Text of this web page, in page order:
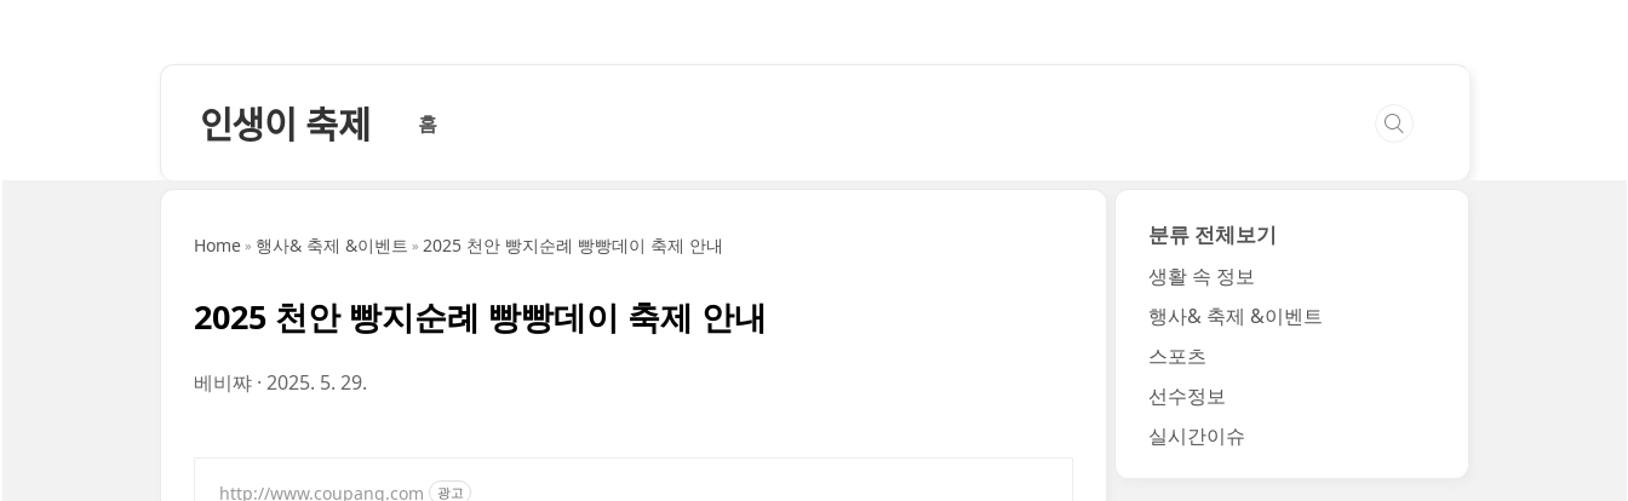
인생이 축제 홈
Home 행사& 축제 &이벤트 2025 천안 빵지순례 빵빵데이 축제 안내
2025 천안 빵지순례 빵빵데이 축제 안내
베비쨔 2025. 5. 29.
http://www.coupang.com 광고
분류 전체보기
생활 속 정보
행사& 축제 &이벤트
스포츠
선수정보
실시간이슈